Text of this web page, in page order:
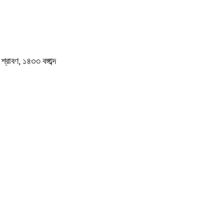
১৪৩৩ বঙ্গাব্দ